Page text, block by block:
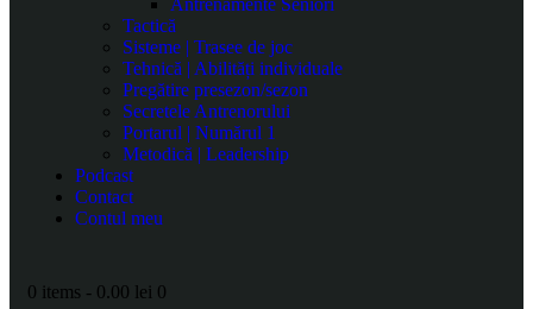
Antrenamente Seniori
Tactică
Sisteme | Trasee de joc
Tehnică | Abilități individuale
Pregătire presezon/sezon
Secretele Antrenorului
Portarul | Numărul 1
Metodică | Leadership
Podcast
Contact
Contul meu
0 items - 0.00 lei 0